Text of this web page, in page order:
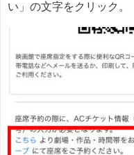
い」の文字をクリック。